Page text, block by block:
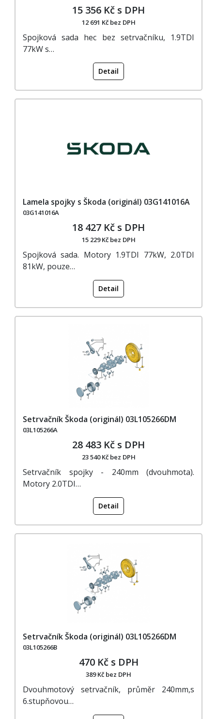
15 356 Kč s DPH
12 691 Kč bez DPH
Spojková sada hec bez setrvačníku, 1.9TDI
77kW s…
Detail
Lamela spojky s Škoda (originál) 03G141016A
03G141016A
18 427 Kč s DPH
15 229 Kč bez DPH
Spojková sada. Motory 1.9TDI 77kW, 2.0TDI
81kW, pouze…
Detail
Setrvačník Škoda (originál) 03L105266DM
03L105266A
28 483 Kč s DPH
23 540 Kč bez DPH
Setrvačník spojky - 240mm (dvouhmota).
Motory 2.0TDI…
Detail
Setrvačník Škoda (originál) 03L105266DM
03L105266B
470 Kč s DPH
389 Kč bez DPH
Dvouhmotový setrvačník, průměr 240mm,s
6.stupňovou…